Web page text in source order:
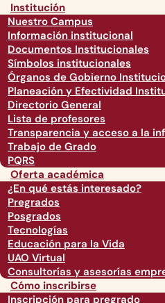
Institución
Nuestro Campus
Información institucional
Documentos Institucionales
Símbolos institucionales
Órganos de Gobierno
Planeación y Efectividad
Directorio General
Lista de profesores
Transparencia y acceso a la
Trabajo de Grado
PQRS
Oferta académica
¿En qué estás interesado?
Pregrados
Posgrados
Tecnologías
Educación para la Vida
UAO Virtual
Consultorías y asesorías
Cómo inscribirse
Inscripción para pregrado